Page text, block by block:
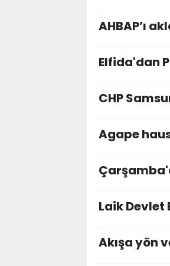
AHBAP’ı
Elfida'dan
CHP
Agape
Laik Devlet
Akışa yön